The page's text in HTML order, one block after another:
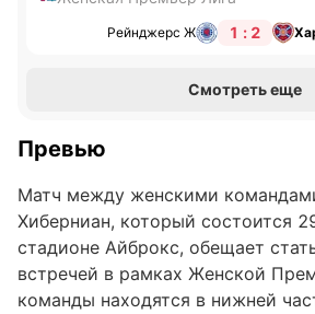
Рейнджерс Ж 1 : 2
Смотреть еще
Превью
Матч между женскими
Хиберниан, который состоится
стадионе Айброкс, обещает
встречей в рамках Женской
команды находятся в нижней